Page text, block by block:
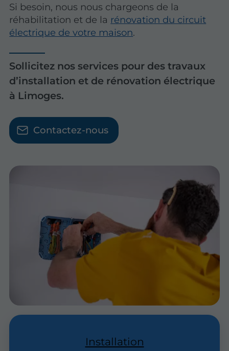
Si besoin, nous nous chargeons de la
réhabilitation et de la rénovation du circuit
électrique de votre maison.
Sollicitez nos services pour des travaux
d’installation et de rénovation électrique
à Limoges.
Contactez-nous
Installation